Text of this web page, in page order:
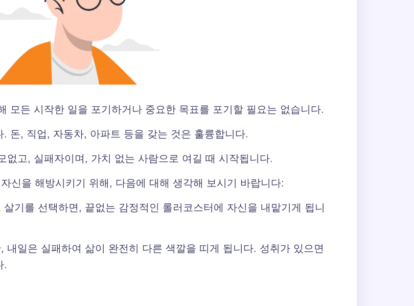
모든 시작한 일을 포기하거나 중요한 목표를 포기할 필요는 없습니다.
돈, 직업, 자동차, 아파트 등을 갖는 것은 훌륭합니다.
없고, 실패자이며, 가치 없는 사람으로 여길 때 시작됩니다.
신을 해방시키기 위해, 다음에 대해 생각해 보시기 바랍니다:
기를 선택하면, 끝없는 감정적인 롤러코스터에 자신을 내맡기게 됩니
내일은 실패하여 삶이 완전히 다른 색깔을 띠게 됩니다. 성취가 있으면
.